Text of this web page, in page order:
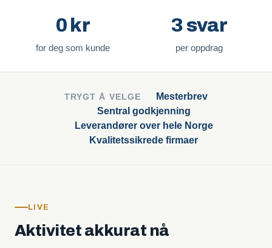
0 kr
for deg som kunde
3 svar
per oppdrag
TRYGT Å VELGE
Mesterbrev
Sentral godkjenning
Leverandører over hele Norge
Kvalitetssikrede firmaer
LIVE
Aktivitet akkurat nå